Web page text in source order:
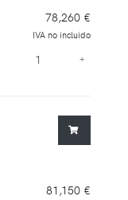
78,260 €
IVA no incluido
+
81,150 €